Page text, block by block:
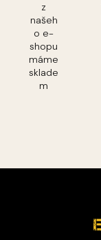
z
našeh
o e-
shopu
máme
sklade
m